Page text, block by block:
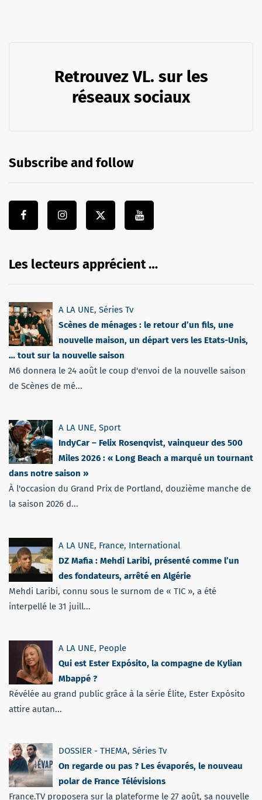
Retrouvez VL. sur les
réseaux sociaux
Subscribe and follow
Les lecteurs apprécient …
A LA UNE, Séries Tv
Scènes de ménages : le retour d’un fils, une
nouvelle maison, un départ vers les Etats-Unis,
… tout sur la nouvelle saison
M6 donnera le 24 août le coup d'envoi de la nouvelle saison
de Scènes de mé...
A LA UNE, Sport
IndyCar – Felix Rosenqvist, vainqueur des 500
Miles 2026 : « Long Beach a marqué un tournant
dans notre saison »
À l'occasion du Grand Prix de Portland, douzième manche de
la saison 2026 d...
A LA UNE, France, International
DZ Mafia : Mehdi Laribi, présenté comme l’un
des fondateurs, arrêté en Algérie
Mehdi Laribi, connu sous le surnom de « TIC », a été
interpellé le 31 juill...
A LA UNE, People
Qui est Ester Expósito, la compagne de Kylian
Mbappé ?
Révélée au grand public grâce à la série Élite, Ester Expósito
attire autan...
DOSSIER - THEMA, Séries Tv
On regarde ou pas ? Les évaporés, le nouveau
polar de France Télévisions
France.TV proposera sur la plateforme le 27 août, sa nouvelle